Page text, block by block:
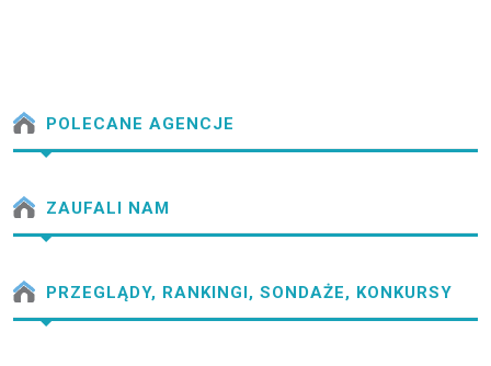
POLECANE AGENCJE
ZAUFALI NAM
PRZEGLĄDY, RANKINGI, SONDAŻE, KONKURSY